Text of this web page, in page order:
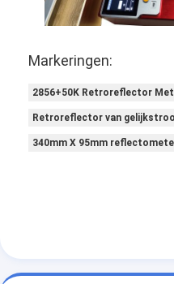
Markeringen:
2856+50K Retroreflector
Retroreflector van
340mm X 95mm